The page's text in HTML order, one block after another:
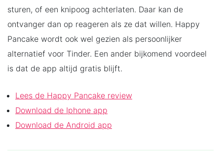
sturen, of een knipoog achterlaten. Daar kan de
ontvanger dan op reageren als ze dat willen. Happy
Pancake wordt ook wel gezien als persoonlijker
alternatief voor Tinder. Een ander bijkomend voordeel
is dat de app altijd gratis blijft.
Lees de Happy Pancake review
Download de Iphone app
Download de Android app